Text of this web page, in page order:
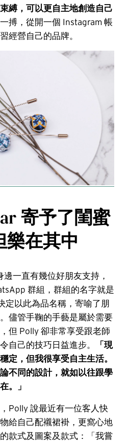
縛，可以更自主地創造自己
搏，從開一個 Instagram 帳
經營自己的品牌。
寄予了閨蜜
樂在其中
一直有幾位好朋友支持，
群組，群組的名字就是
定以此為品名稱，寄喻了朋
儘管手鞠的手藝是屬於需要
但 Polly 卻非常享受跟老師
自己的技巧日益進步。
「現
定，但我很享受自主生活。
不同的設計，就如以往跟學
。」
Polly 說最近有一位客人快
給自己配襯裙褂，更窩心地
款式及圖案及款式：「我嘗